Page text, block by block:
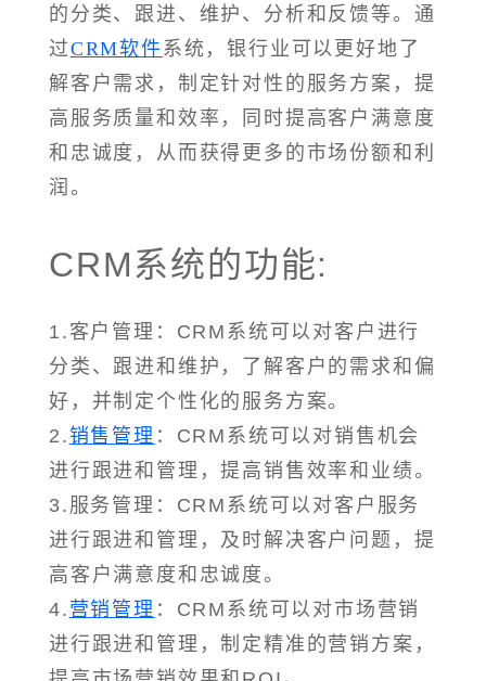
的分类、跟进、维护、分析和反馈等。通
过CRM软件系统，银行业可以更好地了
解客户需求，制定针对性的服务方案，提
高服务质量和效率，同时提高客户满意度
和忠诚度，从而获得更多的市场份额和利
润。
CRM系统的功能:
1.客户管理：CRM系统可以对客户进行
分类、跟进和维护，了解客户的需求和偏
好，并制定个性化的服务方案。
2.销售管理 ：CRM系统可以对销售机会
进行跟进和管理，提高销售效率和业绩。
3.服务管理：CRM系统可以对客户服务
进行跟进和管理，及时解决客户问题，提
高客户满意度和忠诚度。
4. 营销管理 ：CRM系统可以对市场营销
进行跟进和管理，制定精准的营销方案，